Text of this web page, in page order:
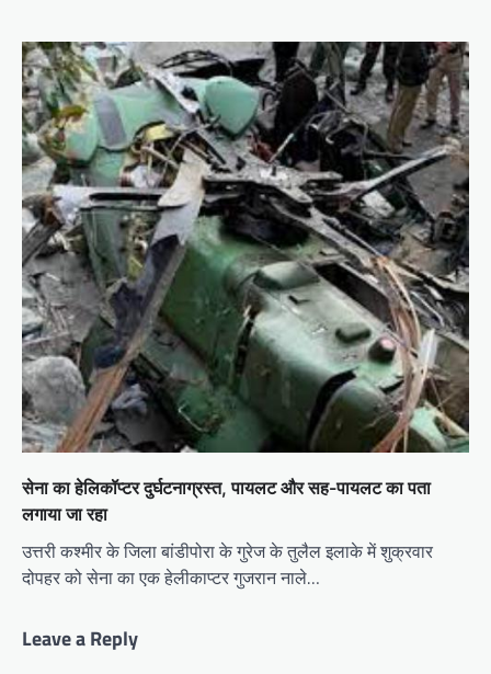
सेना का हेलिकॉप्टर दुर्घटनाग्रस्त, पायलट और सह-पायलट का पता
लगाया जा रहा
उत्तरी कश्मीर के जिला बांडीपोरा के गुरेज के तुलैल इलाके में शुक्रवार
दोपहर को सेना का एक हेलीकाप्टर गुजरान नाले…
Leave a Reply